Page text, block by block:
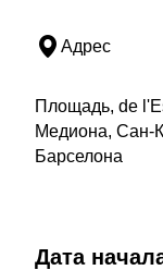
Адрес
Площадь, de
Медиона, Сан-
Барселона
Дата